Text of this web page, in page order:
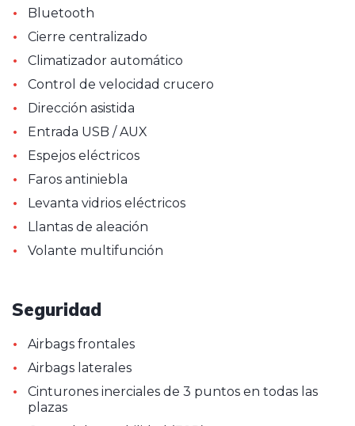
• Bluetooth
• Cierre centralizado
• Climatizador automático
• Control de velocidad crucero
• Dirección asistida
• Entrada USB / AUX
• Espejos eléctricos
• Faros antiniebla
• Levanta vidrios eléctricos
• Llantas de aleación
• Volante multifunción
Seguridad
• Airbags frontales
• Airbags laterales
•
Cinturones inerciales de 3 puntos en todas las
plazas